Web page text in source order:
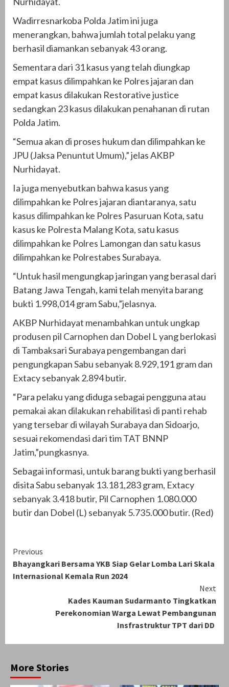
Wadirresnarkoba Polda Jatim ini juga
menerangkan, bahwa jumlah total pelaku yang
berhasil diamankan sebanyak 43 orang.
Sementara dari 31 kasus yang telah diungkap
empat kasus dilimpahkan ke Polres jajaran dan
empat kasus dilakukan Restorative justice
sedangkan 23 kasus dilakukan penahanan di rutan
Polda Jatim.
“Semua akan di proses hukum dan dilimpahkan ke
JPU (Jaksa Penuntut Umum),” jelas AKBP
Nurhidayat.
Ia juga menyebutkan bahwa kasus yang
dilimpahkan ke Polres jajaran diantaranya, satu
kasus dilimpahkan ke Polres Pasuruan Kota, satu
kasus ke Polresta Malang Kota, satu kasus
dilimpahkan ke Polres Lamongan dan satu kasus
dilimpahkan ke Polrestabes Surabaya.
“Untuk hasil mengungkap jaringan yang berasal dari
Batang Jawa Tengah, kami telah menyita barang
bukti 1.998,014 gram Sabu,”jelasnya.
AKBP Nurhidayat menambahkan untuk ungkap
produsen pil Carnophen dan Dobel L yang berlokasi
di Tambaksari Surabaya pengembangan dari
pengungkapan Sabu sebanyak 8.929,191 gram dan
Extacy sebanyak 2.894 butir.
“Para pelaku yang diduga sebagai pengguna atau
pemakai akan dilakukan rehabilitasi di panti rehab
yang tersebar di wilayah Surabaya dan Sidoarjo,
sesuai rekomendasi dari tim TAT BNNP
Jatim,”pungkasnya.
Sebagai informasi, untuk barang bukti yang berhasil
disita Sabu sebanyak 13.181,283 gram, Extacy
sebanyak 3.418 butir, Pil Carnophen 1.080.000
butir dan Dobel (L) sebanyak 5.735.000 butir. (Red)
Continue
Reading
Previous
Bhayangkari Bersama YKB Siap Gelar Lomba Lari Skala
Internasional Kemala Run 2024
Next
Kades Kauman Sudarmanto Tingkatkan
Perekonomian Warga Lewat Pembangunan
Insfrastruktur TPT dari DD
More Stories